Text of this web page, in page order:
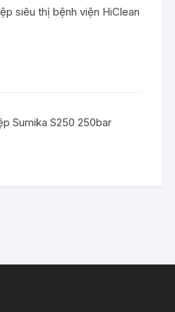
siêu thị bệnh viện HiClean
Sumika S250 250bar